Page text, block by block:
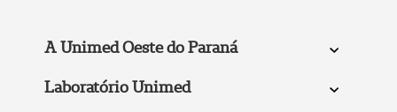
A Unimed Oeste do Paraná
Laboratório Unimed